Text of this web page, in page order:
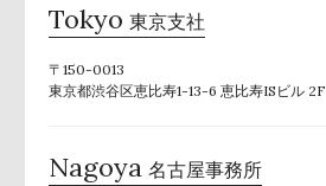
Tokyo 東京支社
〒150-0013
東京都渋谷区恵比寿1-13-6 恵比寿ISビル 2F
Nagoya 名古屋事務所